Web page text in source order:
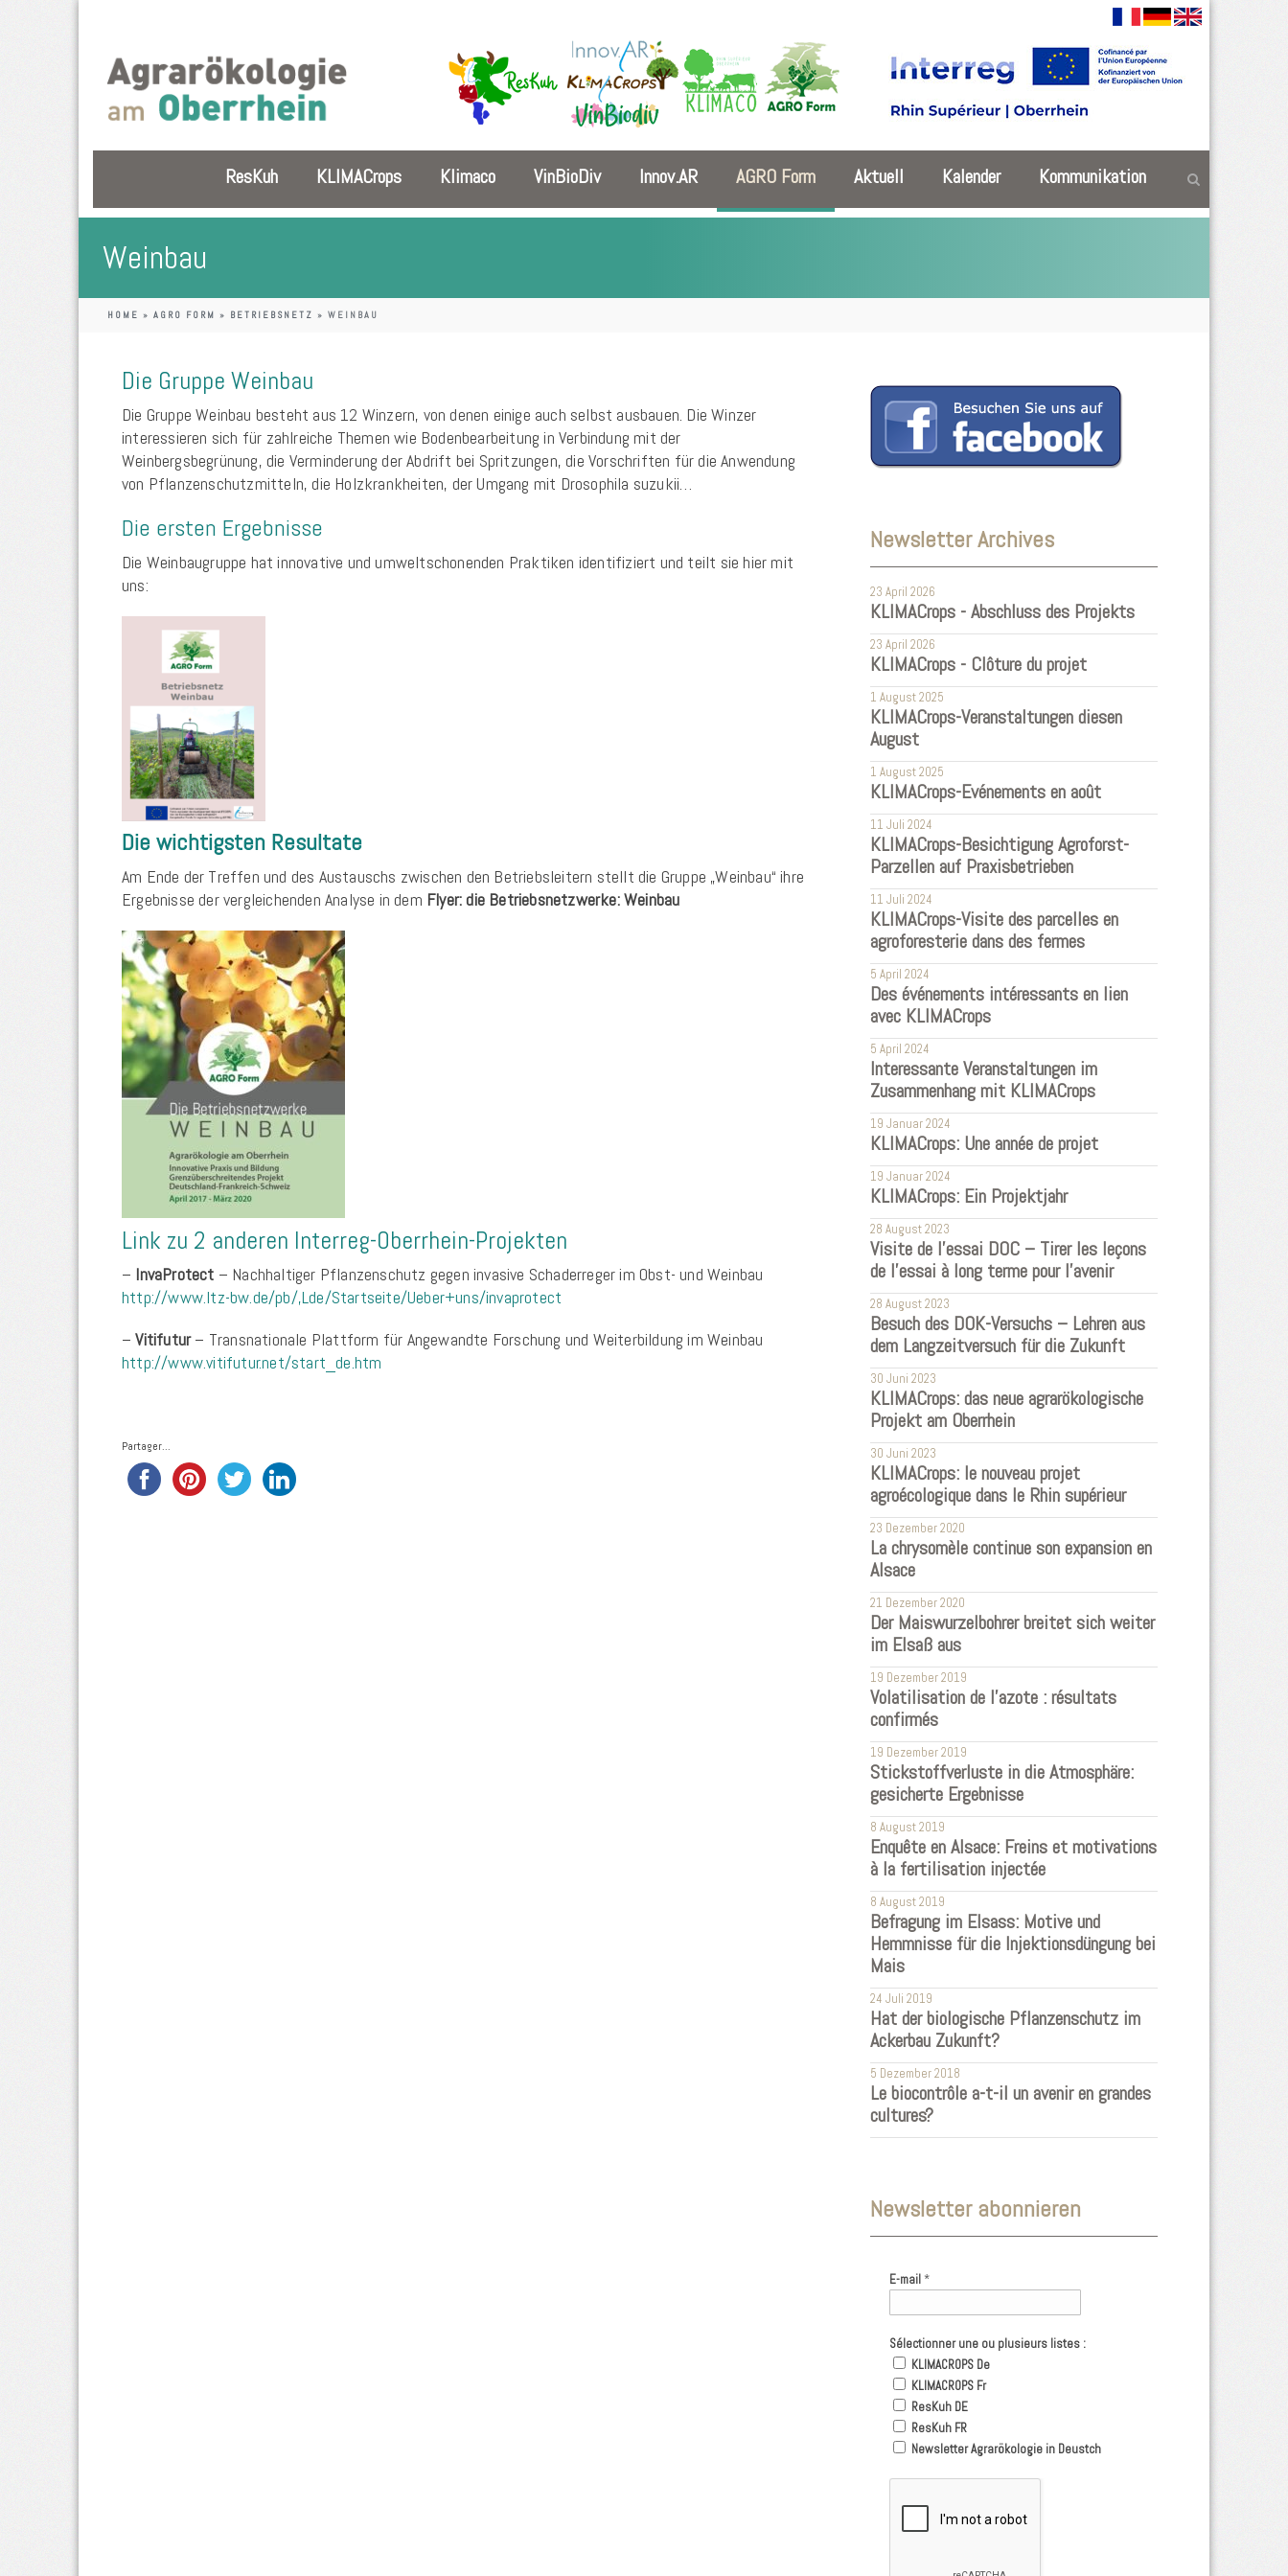
ResKuh KLIMACrops Klimaco VinBioDiv Innov.AR AGRO Form Aktuell Kalender Kommunikation
Weinbau
HOME » AGRO FORM » BETRIEBSNETZ » WEINBAU
Die Gruppe Weinbau
Die Gruppe Weinbau besteht aus 12 Winzern, von denen einige auch selbst ausbauen. Die Winzer
interessieren sich für zahlreiche Themen wie Bodenbearbeitung in Verbindung mit der
Weinbergsbegrünung, die Verminderung der Abdrift bei Spritzungen, die Vorschriften für die Anwendung
von Pflanzenschutzmitteln, die Holzkrankheiten, der Umgang mit Drosophila suzukii…
Die ersten Ergebnisse
Die Weinbaugruppe hat innovative und umweltschonenden Praktiken identifiziert und teilt sie hier mit
uns:
Die wichtigsten Resultate
Am Ende der Treffen und des Austauschs zwischen den Betriebsleitern stellt die Gruppe „Weinbau“ ihre
Ergebnisse der vergleichenden Analyse in dem Flyer: die Betriebsnetzwerke: Weinbau
Link zu 2 anderen Interreg-Oberrhein-Projekten
– InvaProtect – Nachhaltiger Pflanzenschutz gegen invasive Schaderreger im Obst- und Weinbau
http://www.ltz-bw.de/pb/,Lde/Startseite/Ueber+uns/invaprotect
–Vitifutur– Transnationale Plattform für Angewandte Forschung und Weiterbildung im Weinbau
http://www.vitifutur.net/start_de.htm
Partager...
Newsletter Archives
23 April 2026
KLIMACrops - Abschluss des Projekts
23 April 2026
KLIMACrops - Clôture du projet
1 August 2025
KLIMACrops-Veranstaltungen diesen
August
1 August 2025
KLIMACrops-Evénements en août
11 Juli 2024
KLIMACrops-Besichtigung Agroforst-
Parzellen auf Praxisbetrieben
11 Juli 2024
KLIMACrops-Visite des parcelles en
agroforesterie dans des fermes
5 April 2024
Des événements intéressants en lien
avec KLIMACrops
5 April 2024
Interessante Veranstaltungen im
Zusammenhang mit KLIMACrops
19 Januar 2024
KLIMACrops: Une année de projet
19 Januar 2024
KLIMACrops: Ein Projektjahr
28 August 2023
Visite de l'essai DOC – Tirer les leçons
de l'essai à long terme pour l'avenir
28 August 2023
Besuch des DOK-Versuchs – Lehren aus
dem Langzeitversuch für die Zukunft
30 Juni 2023
KLIMACrops: das neue agrarökologische
Projekt am Oberrhein
30 Juni 2023
KLIMACrops: le nouveau projet
agroécologique dans le Rhin supérieur
23 Dezember 2020
La chrysomèle continue son expansion en
Alsace
21 Dezember 2020
Der Maiswurzelbohrer breitet sich weiter
im Elsaß aus
19 Dezember 2019
Volatilisation de l'azote : résultats
confirmés
19 Dezember 2019
Stickstoffverluste in die Atmosphäre:
gesicherte Ergebnisse
8 August 2019
Enquête en Alsace: Freins et motivations
à la fertilisation injectée
8 August 2019
Befragung im Elsass: Motive und
Hemmnisse für die Injektionsdüngung bei
Mais
24 Juli 2019
Hat der biologische Pflanzenschutz im
Ackerbau Zukunft?
5 Dezember 2018
Le biocontrôle a-t-il un avenir en grandes
cultures?
Newsletter abonnieren
E-mail *
Sélectionner une ou plusieurs listes :
KLIMACROPS De
KLIMACROPS Fr
ResKuh DE
ResKuh FR
Newsletter Agrarökologie in Deustch